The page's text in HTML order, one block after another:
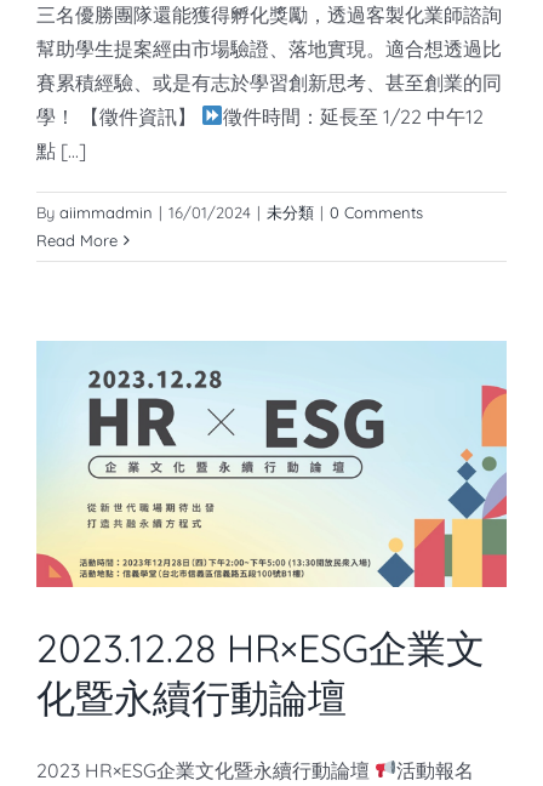
三名優勝團隊還能獲得孵化獎勵，透過客製化業師諮詢
幫助學生提案經由市場驗證、落地實現。適合想透過比
賽累積經驗、或是有志於學習創新思考、甚至創業的同
學！ 【徵件資訊】
徵件時間：延長至 1/22 中午12
點 [...]
By aiimmadmin | 16/01/2024 | 未分類 | 0 Comments
Read More
2023.12.28 HR×ESG企業文
化暨永續行動論壇
2023 HR×ESG企業文化暨永續行動論壇
活動報名